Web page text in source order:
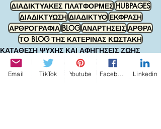
ΔΙΑΔΙΚΤΥΑΚΕΣ ΠΛΑΤΦΟΡΜΕΣ HUBPAGES
ΔΙΑΔΙΚΤΥΩΣΗ ΔΙΑΔΙΚΤΥΟ ΕΚΦΡΑΣΗ
ΑΡΘΡΟΓΡΑΦΙΑ BLOG ΑΝΑΡΤΗΣΕΙΣ ΑΡΘΡΑ
ΤΟ BLOG ΤΗΣ ΚΑΤΕΡΙΝΑΣ ΚΩΣΤΑΚΗ
ΚΑΤΑΘΕΣΗ ΨΥΧΗΣ ΚΑΙ ΑΦΗΓΗΣΕΙΣ ΖΩΗΣ
ΠΝΕΥΜΑΤΙΚΟΤΗΤΑ & ΔΙΑΔΙΚΤΥΩΣΗ
ΑΥΤΟΒΙΟΓΡΑΦΙΚΕΣ ΙΣΤΟΡΙΕΣ
Email TikTok Youtube Linkedin